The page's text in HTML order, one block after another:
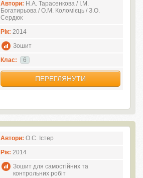
Автори: Н.А. Тарасенкова / І.М.
Богатирьова / О.М. Коломієць / З.О.
Сердюк
Рік: 2014
Зошит
Клас:
6
ПЕРЕГЛЯНУТИ
Автори: О.С. Істер
Рік: 2014
Зошит для самостійних та
контрольних робіт